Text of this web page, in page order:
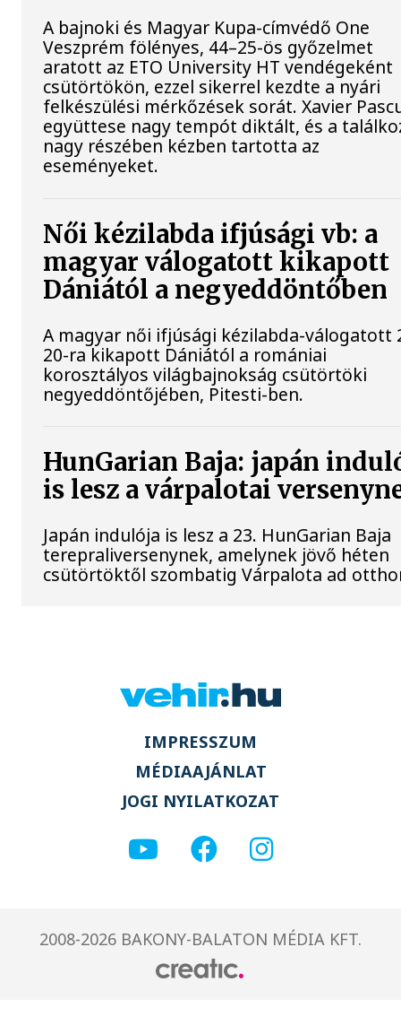
A bajnoki és Magyar Kupa-címvédő One
Veszprém fölényes, 44–25-ös győzelmet
aratott az ETO University HT vendégeként
csütörtökön, ezzel sikerrel kezdte a nyári
felkészülési mérkőzések sorát. Xavier
együttese nagy tempót diktált, és a
nagy részében kézben tartotta az
eseményeket.
Női kézilabda ifjúsági vb: a
magyar válogatott kikapott
Dániától a negyeddöntőben
A magyar női ifjúsági kézilabda-válogatott
20-ra kikapott Dániától a romániai
korosztályos világbajnokság csütörtöki
negyeddöntőjében, Pitesti-ben.
HunGarian Baja: japán
is lesz a várpalotai
Japán indulója is lesz a 23. HunGarian Baja
terepraliversenynek, amelynek jövő héten
csütörtöktől szombatig Várpalota ad
IMPRESSZUM
MÉDIAAJÁNLAT
JOGI NYILATKOZAT
2008-2026 BAKONY-BALATON MÉDIA KFT.